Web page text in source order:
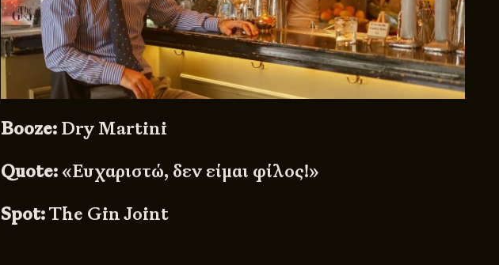
Booze: Dry Martini
Quote:«Ευχαριστώ, δεν είμαι φίλος!»
Spot:The Gin Joint